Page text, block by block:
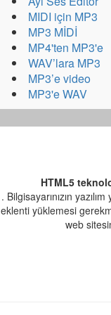
MIDI için MP3
MP3 MİDİ
MP4'ten MP3'e
WAV’lara MP3
MP3’e video
MP3'e WAV
HTML5
. Bilgisayarınızın
eklenti yüklemesi
web